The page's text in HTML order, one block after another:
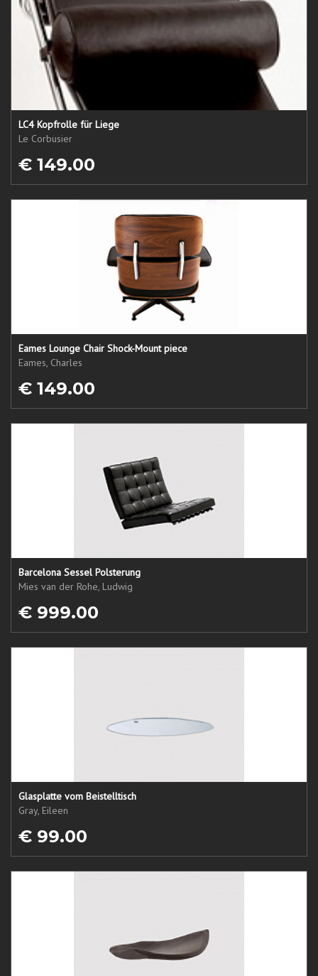
LC4 Kopfrolle für Liege
Le Corbusier
€ 149.00
Eames Lounge Chair Shock-Mount piece
Eames, Charles
€ 149.00
Barcelona Sessel Polsterung
Mies van der Rohe, Ludwig
€ 999.00
Glasplatte vom Beistelltisch
Gray, Eileen
€ 99.00